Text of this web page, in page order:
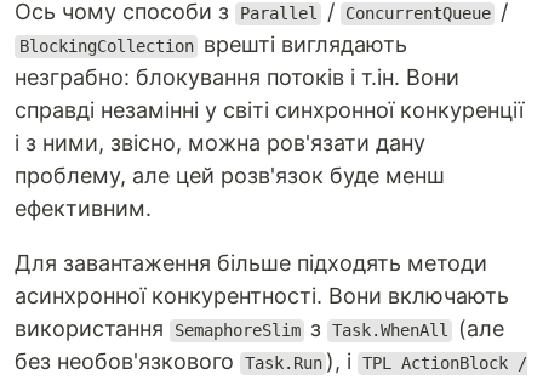
Ось чому способи з Parallel / ConcurrentQueue /
BlockingCollection врешті виглядають
незграбно: блокування потоків і т.ін. Вони
справді незамінні у світі синхронної конкуренції
і з ними, звісно, можна ров'язати дану
проблему, але цей розв'язок буде менш
ефективним.
Для завантаження більше підходять методи
асинхронної конкурентності. Вони включають
використання
SemaphoreSlim з Task.WhenAll
(але
без необов'язкового
Task.Run ), і TPL ActionBlock /